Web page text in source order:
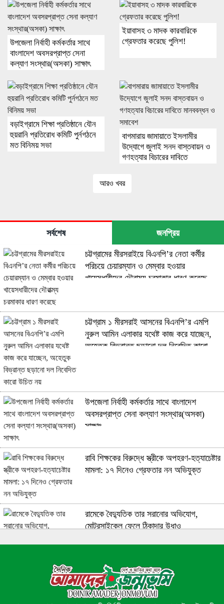
উপজেলা নির্বাহী কর্মকর্তার সাথে
বাংলাদেশ অবসরপ্রাপ্ত সেনা
কল্যাণ সংস্থার(অসকা) সাক্ষাৎ ​
ইয়াবাসহ ৩ মাদক কারবারিকে
গ্রেফতার করেছে পুলিশ!
বড়াইগ্রামে শিক্ষা প্রতিষ্ঠানে যৌন
হুয়রানি প্রতিরোধ কমিটি পুর্নগঠনে
মত বিনিময় সভা
বাগমারায় জামায়াতে ইসলামীর
উদ্যোগে জুলাই সনদ বাস্তবায়ন ও
গণহত্যার বিচারের দাবিতে
আরও খবর
সর্বশেষ জনপ্রিয়
চট্টগ্রামের মীরসরাইয়ে বিএনপি’র নেতা কর্মীর
পরিচয়ে চেয়ারম্যান ও মেম্বার হওয়ার
খায়েসধারীদের দৌরাত্ম্য চরমাকার ধারণ করেছে
চট্টগ্রাম ১ মীরসরাই আসনের বিএনপি’র এমপি
নুরুল আমিন এলাকার যথেষ্ট কাজ করে যাচ্ছেন,
অহেতুক বিভ্রান্ত ছড়ানো দল নিবেদিত কারো
উপজেলা নির্বাহী কর্মকর্তার সাথে বাংলাদেশ
অবসরপ্রাপ্ত সেনা কল্যাণ সংস্থার(অসকা)
সাক্ষাৎ ​
রাবি শিক্ষকের বিরুদ্ধে স্ত্রীকে অপহরণ-হত্যাচেষ্টার
মামলা: ১৭ দিনেও গ্রেফতার নন অভিযুক্ত
রামেকে বৈদ্যুতিক তার সরানোর অভিযোগ,
মোটরসাইকেল ফেলে ঠিকাদার উধাও
ইয়াবাসহ ৩ মাদক কারবারিকে গ্রেফতার করেছে
পুলিশ!